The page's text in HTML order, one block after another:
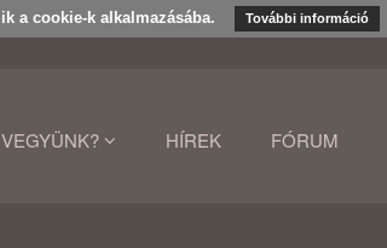
a cookie-k alkalmazásába. További információ
HÍREK FÓRUM